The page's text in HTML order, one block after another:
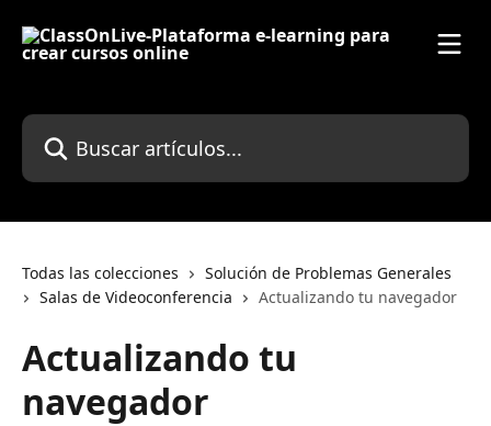
Buscar artículos...
Todas las colecciones
Solución de Problemas Generales
Salas de Videoconferencia
Actualizando tu navegador
Actualizando tu
navegador